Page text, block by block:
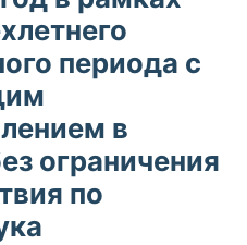
периода с
в
ограничения
по